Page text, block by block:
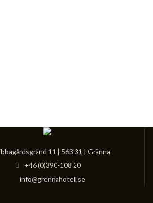
11 | 563 31 | Gränna
+46 (0)390-108 20
info@grennahotell.se